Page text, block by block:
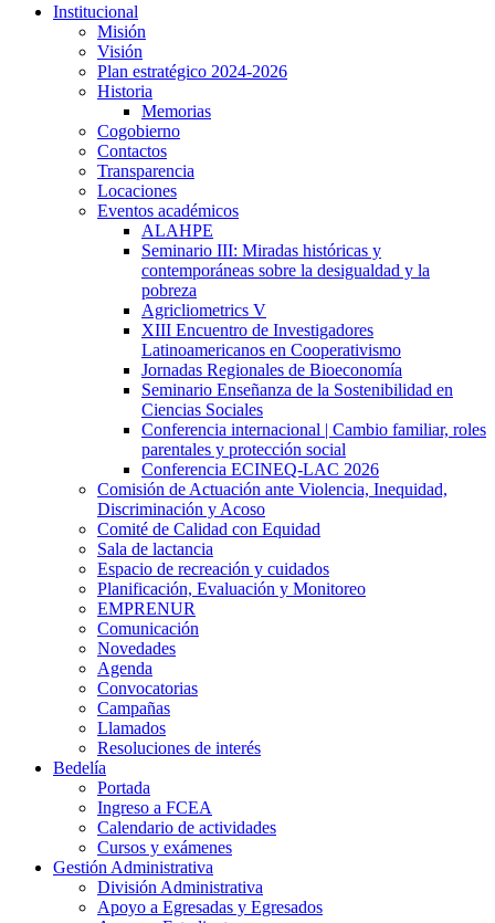
Institucional
Misión
Visión
Plan estratégico 2024-2026
Historia
Memorias
Cogobierno
Contactos
Transparencia
Locaciones
Eventos académicos
ALAHPE
Seminario III: Miradas históricas y
contemporáneas sobre la desigualdad y la
pobreza
Agricliometrics V
XIII Encuentro de Investigadores
Latinoamericanos en Cooperativismo
Jornadas Regionales de Bioeconomía
Seminario Enseñanza de la Sostenibilidad en
Ciencias Sociales
Conferencia internacional | Cambio familiar, roles
parentales y protección social
Conferencia ECINEQ-LAC 2026
Comisión de Actuación ante Violencia, Inequidad,
Discriminación y Acoso
Comité de Calidad con Equidad
Sala de lactancia
Espacio de recreación y cuidados
Planificación, Evaluación y Monitoreo
EMPRENUR
Comunicación
Novedades
Agenda
Convocatorias
Campañas
Llamados
Resoluciones de interés
Bedelía
Portada
Ingreso a FCEA
Calendario de actividades
Cursos y exámenes
Gestión Administrativa
División Administrativa
Apoyo a Egresadas y Egresados